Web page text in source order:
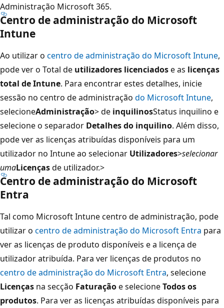
Administração Microsoft 365.
Centro de administração do Microsoft
Intune
Ao utilizar o centro de administração do Microsoft Intune,
pode ver o Total de utilizadores licenciadose as licenças
total de Intune. Para encontrar estes detalhes, inicie
sessão no centro de administração do Microsoft Intune,
selecioneAdministração> de inquilinosStatus inquilino e
selecione o separador Detalhes do inquilino. Além disso,
pode ver as licenças atribuídas disponíveis para um
utilizador no Intune ao selecionar Utilizadores>selecionar
umaLicençasde utilizador.>
Centro de administração do Microsoft
Entra
Tal como Microsoft Intune centro de administração, pode
utilizar o centro de administração do Microsoft Entra para
ver as licenças de produto disponíveis e a licença de
utilizador atribuída. Para ver licenças de produtos no
centro de administração do Microsoft Entra, selecione
Licenças na secção Faturaçãoe selecioneTodos os
produtos. Para ver as licenças atribuídas disponíveis para